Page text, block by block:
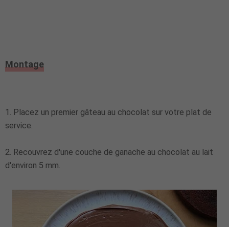
Montage
1. Placez un premier gâteau au chocolat sur votre plat de
service.
2. Recouvrez d'une couche de ganache au chocolat au lait
d'environ 5 mm.